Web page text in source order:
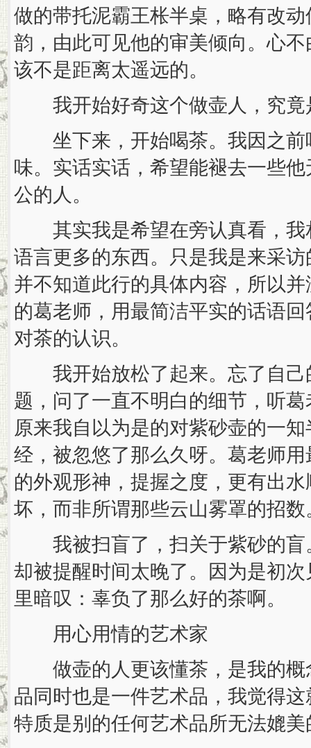
做的带托泥霸王枨半桌，略有改
韵，由此可见他的审美倾向。心
该不是距离太遥远的。
我开始好奇这个做壶人，究竟
坐下来，开始喝茶。我因之前
味。实话实话，希望能褪去一些
公的人。
其实我是希望在旁认真看，我
语言更多的东西。只是我是来采
并不知道此行的具体内容，所以
的葛老师，用最简洁平实的话语
对茶的认识。
我开始放松了起来。忘了自己
题，问了一直不明白的细节，听
原来我自以为是的对紫砂壶的一
经，被忽悠了那么久呀。葛老师
的外观形神，提握之度，更有出
坏，而非所谓那些云山雾罩的招数
我被扫盲了，扫关于紫砂的盲
却被提醒时间太晚了。因为是初
里暗叹：辜负了那么好的茶啊。
用心用情的艺术家
做壶的人更该懂茶，是我的概
品同时也是一件艺术品，我觉得
特质是别的任何艺术品所无法媲美